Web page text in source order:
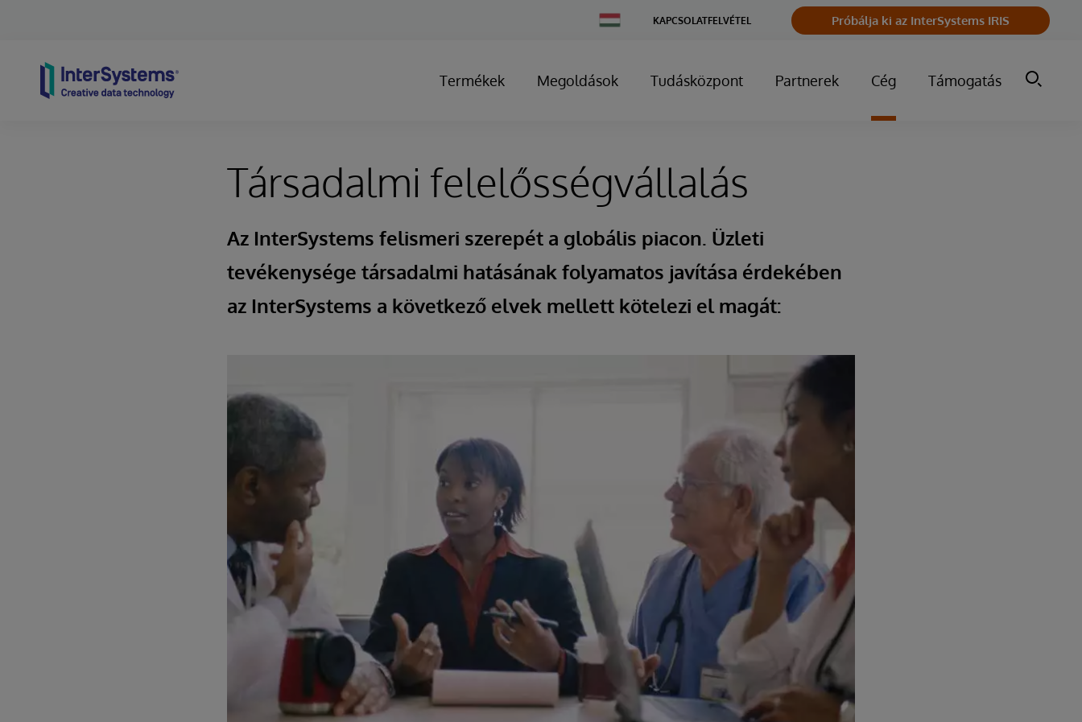
Change
Country
KAPCSOLATFELVÉTEL Próbálja ki az InterSystems IRIS
Termékek Megoldások Tudásközpont Partnerek Cég Támogatás
Társadalmi felelősségvállalás
Az InterSystems felismeri szerepét a globális piacon. Üzleti
tevékenysége társadalmi hatásának folyamatos javítása érdekében
az InterSystems a következő elvek mellett kötelezi el magát: